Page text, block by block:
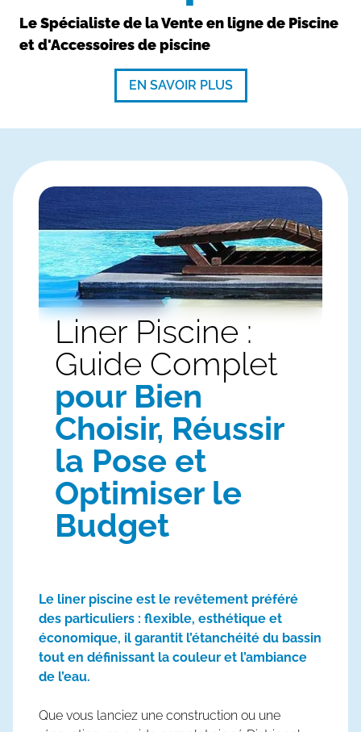
Le Spécialiste de la Vente en ligne de Piscine
et d'Accessoires de piscine
EN SAVOIR PLUS
Liner Piscine :
Guide Complet
pour Bien
Choisir, Réussir
la Pose et
Optimiser le
Budget
Le liner piscine est le revêtement préféré
des particuliers : flexible, esthétique et
économique, il garantit l’étanchéité du bassin
tout en définissant la couleur et l’ambiance
de l’eau.
Que vous lanciez une construction ou une